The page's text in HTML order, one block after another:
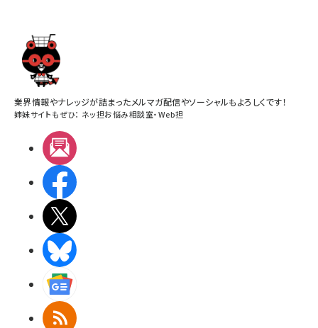
業界情報やナレッジが詰まったメルマガ配信やソーシャルもよろしくです！
姉妹サイトもぜひ： ネッ担お悩み相談室・Web担
RSS